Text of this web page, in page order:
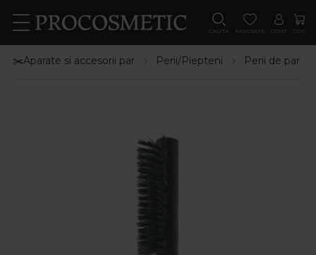
CAUTA FAVORITE CONT COS
✂️Aparate si accesorii par Perii/Piepteni Perii de par